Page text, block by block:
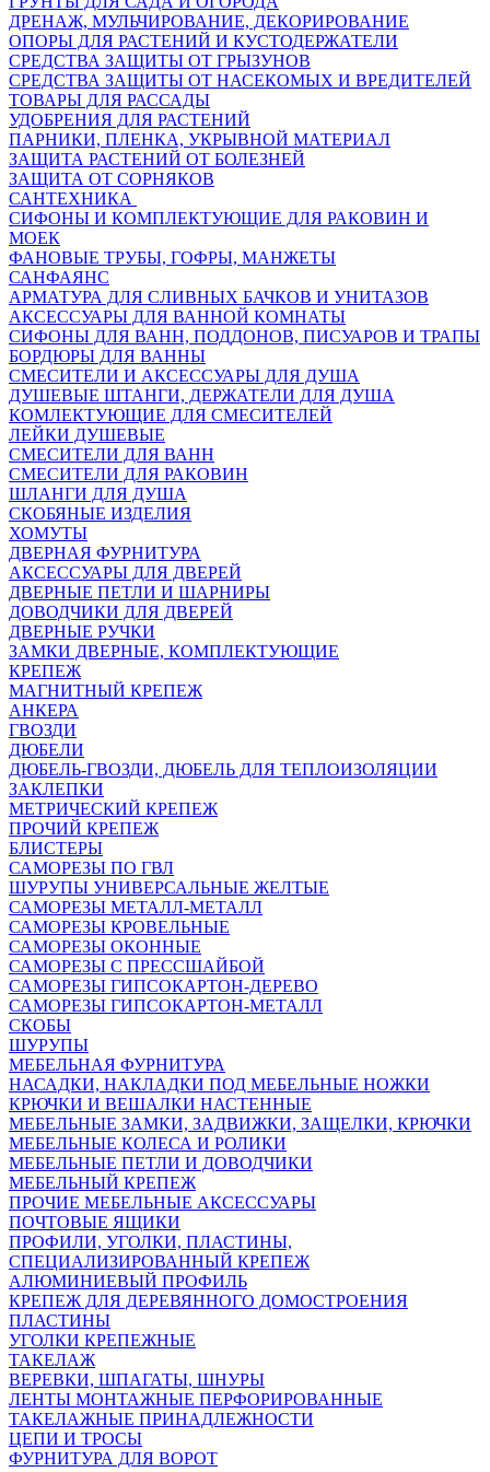
ДРЕНАЖ, МУЛЬЧИРОВАНИЕ, ДЕКОРИРОВАНИЕ
ОПОРЫ ДЛЯ РАСТЕНИЙ И КУСТОДЕРЖАТЕЛИ
СРЕДСТВА ЗАЩИТЫ ОТ ГРЫЗУНОВ
СРЕДСТВА ЗАЩИТЫ ОТ НАСЕКОМЫХ И ВРЕДИТЕЛЕЙ
ТОВАРЫ ДЛЯ РАССАДЫ
УДОБРЕНИЯ ДЛЯ РАСТЕНИЙ
ПАРНИКИ, ПЛЕНКА, УКРЫВНОЙ МАТЕРИАЛ
ЗАЩИТА РАСТЕНИЙ ОТ БОЛЕЗНЕЙ
ЗАЩИТА ОТ СОРНЯКОВ
САНТЕХНИКА
СИФОНЫ И КОМПЛЕКТУЮЩИЕ ДЛЯ РАКОВИН И
МОЕК
ФАНОВЫЕ ТРУБЫ, ГОФРЫ, МАНЖЕТЫ
САНФАЯНС
АРМАТУРА ДЛЯ СЛИВНЫХ БАЧКОВ И УНИТАЗОВ
АКСЕССУАРЫ ДЛЯ ВАННОЙ КОМНАТЫ
СИФОНЫ ДЛЯ ВАНН, ПОДДОНОВ, ПИСУАРОВ И ТРАПЫ
БОРДЮРЫ ДЛЯ ВАННЫ
СМЕСИТЕЛИ И АКСЕССУАРЫ ДЛЯ ДУША
ДУШЕВЫЕ ШТАНГИ, ДЕРЖАТЕЛИ ДЛЯ ДУША
КОМЛЕКТУЮЩИЕ ДЛЯ СМЕСИТЕЛЕЙ
ЛЕЙКИ ДУШЕВЫЕ
СМЕСИТЕЛИ ДЛЯ ВАНН
СМЕСИТЕЛИ ДЛЯ РАКОВИН
ШЛАНГИ ДЛЯ ДУША
СКОБЯНЫЕ ИЗДЕЛИЯ
ХОМУТЫ
ДВЕРНАЯ ФУРНИТУРА
АКСЕССУАРЫ ДЛЯ ДВЕРЕЙ
ДВЕРНЫЕ ПЕТЛИ И ШАРНИРЫ
ДОВОДЧИКИ ДЛЯ ДВЕРЕЙ
ДВЕРНЫЕ РУЧКИ
ЗАМКИ ДВЕРНЫЕ, КОМПЛЕКТУЮЩИЕ
КРЕПЕЖ
МАГНИТНЫЙ КРЕПЕЖ
АНКЕРА
ГВОЗДИ
ДЮБЕЛИ
ДЮБЕЛЬ-ГВОЗДИ, ДЮБЕЛЬ ДЛЯ ТЕПЛОИЗОЛЯЦИИ
ЗАКЛЕПКИ
МЕТРИЧЕСКИЙ КРЕПЕЖ
ПРОЧИЙ КРЕПЕЖ
БЛИСТЕРЫ
САМОРЕЗЫ ПО ГВЛ
ШУРУПЫ УНИВЕРСАЛЬНЫЕ ЖЕЛТЫЕ
САМОРЕЗЫ МЕТАЛЛ-МЕТАЛЛ
САМОРЕЗЫ КРОВЕЛЬНЫЕ
САМОРЕЗЫ ОКОННЫЕ
САМОРЕЗЫ С ПРЕССШАЙБОЙ
САМОРЕЗЫ ГИПСОКАРТОН-ДЕРЕВО
САМОРЕЗЫ ГИПСОКАРТОН-МЕТАЛЛ
СКОБЫ
ШУРУПЫ
МЕБЕЛЬНАЯ ФУРНИТУРА
НАСАДКИ, НАКЛАДКИ ПОД МЕБЕЛЬНЫЕ НОЖКИ
КРЮЧКИ И ВЕШАЛКИ НАСТЕННЫЕ
МЕБЕЛЬНЫЕ ЗАМКИ, ЗАДВИЖКИ, ЗАЩЕЛКИ, КРЮЧКИ
МЕБЕЛЬНЫЕ КОЛЕСА И РОЛИКИ
МЕБЕЛЬНЫЕ ПЕТЛИ И ДОВОДЧИКИ
МЕБЕЛЬНЫЙ КРЕПЕЖ
ПРОЧИЕ МЕБЕЛЬНЫЕ АКСЕССУАРЫ
ПОЧТОВЫЕ ЯЩИКИ
ПРОФИЛИ, УГОЛКИ, ПЛАСТИНЫ,
СПЕЦИАЛИЗИРОВАННЫЙ КРЕПЕЖ
АЛЮМИНИЕВЫЙ ПРОФИЛЬ
КРЕПЕЖ ДЛЯ ДЕРЕВЯННОГО ДОМОСТРОЕНИЯ
ПЛАСТИНЫ
УГОЛКИ КРЕПЕЖНЫЕ
ТАКЕЛАЖ
ВЕРЕВКИ, ШПАГАТЫ, ШНУРЫ
ЛЕНТЫ МОНТАЖНЫЕ ПЕРФОРИРОВАННЫЕ
ТАКЕЛАЖНЫЕ ПРИНАДЛЕЖНОСТИ
ЦЕПИ И ТРОСЫ
ФУРНИТУРА ДЛЯ ВОРОТ